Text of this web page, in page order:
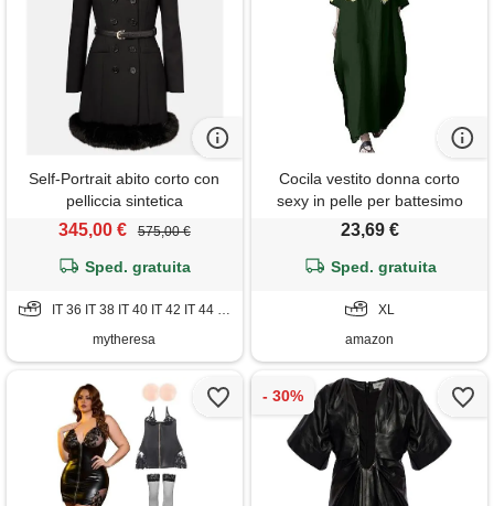
Self-Portrait abito corto con
pelliccia sintetica
345,00 € 575,00 €
Sped. gratuita
IT 36 IT 38 IT 40 IT 42 IT 44 IT 48
mytheresa
Cocila vestito donna corto
sexy in pelle per battesimo
elegante, morbido lungo
estate (verde, xl)
23,69 €
Sped. gratuita
XL
amazon